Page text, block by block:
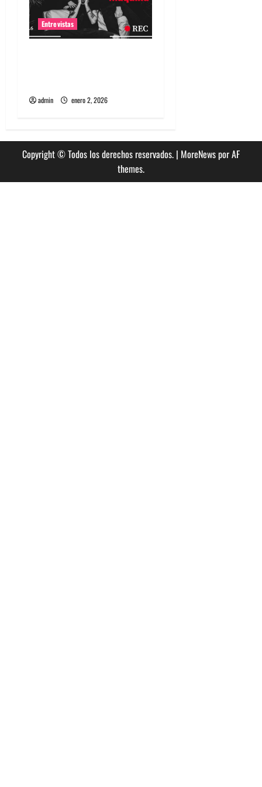
Entrevistas
admin enero 2, 2026
Copyright © Todos los derechos reservados. | MoreNewspor AF
themes.